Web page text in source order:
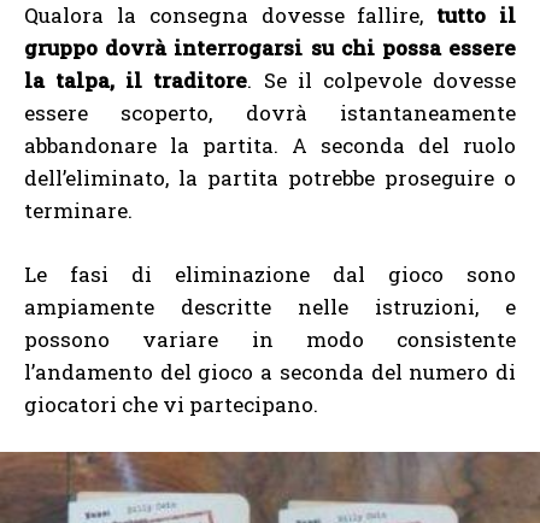
Qualora la consegna dovesse fallire, tutto il
gruppo dovrà interrogarsi su chi possa essere
la talpa, il traditore. Se il colpevole dovesse
essere scoperto, dovrà istantaneamente
abbandonare la partita. A seconda del ruolo
dell’eliminato, la partita potrebbe proseguire o
terminare.
Le fasi di eliminazione dal gioco sono
ampiamente descritte nelle istruzioni, e
possono variare in modo consistente
l’andamento del gioco a seconda del numero di
giocatori che vi partecipano.